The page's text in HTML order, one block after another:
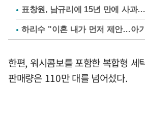
표창원, 남규리에 15년 만에 사과
하리수 "이혼 내가 먼저 제안…아
한편, 워시콤보를 포함한 복합형 세
판매량은 110만 대를 넘어섰다.